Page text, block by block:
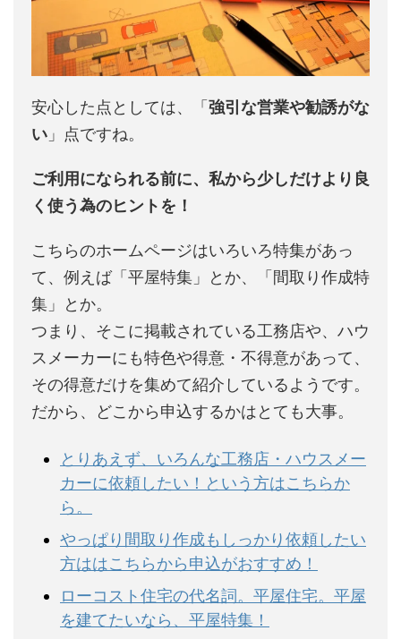
安心した点としては、「強引な営業や勧誘がな
い 」点ですね。
ご利用になられる前に、私から少しだけより良
く使う為のヒントを！
こちらのホームページはいろいろ特集があっ
て、例えば「平屋特集」とか、「間取り作成特
集」とか。
つまり、そこに掲載されている工務店や、ハウ
スメーカーにも特色や得意・不得意があって、
その得意だけを集めて紹介しているようです。
だから、どこから申込するかはとても大事。
とりあえず、いろんな工務店・ハウスメー
カーに依頼したい！という方はこちらか
ら。
やっぱり間取り作成もしっかり依頼したい
方ははこちらから申込がおすすめ！
ローコスト住宅の代名詞。平屋住宅。平屋
を建てたいなら、平屋特集！